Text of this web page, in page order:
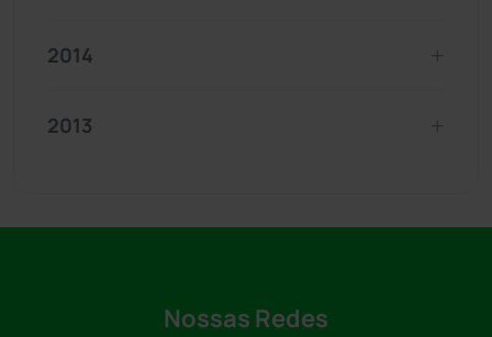
2014
2013
Nossas Redes